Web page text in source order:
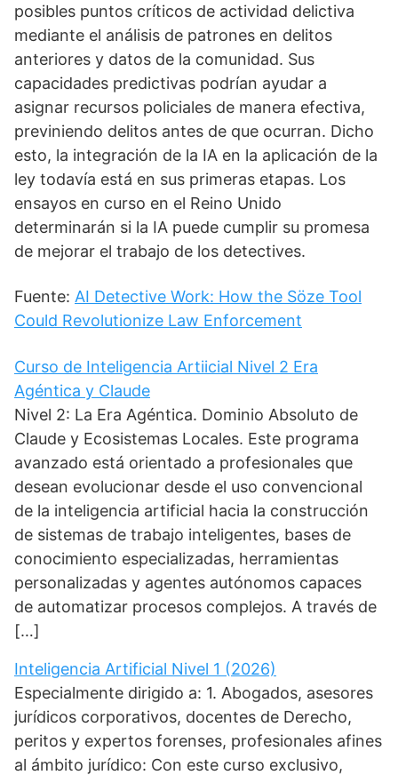
posibles puntos críticos de actividad delictiva
mediante el análisis de patrones en delitos
anteriores y datos de la comunidad. Sus
capacidades predictivas podrían ayudar a
asignar recursos policiales de manera efectiva,
previniendo delitos antes de que ocurran. Dicho
esto, la integración de la IA en la aplicación de la
ley todavía está en sus primeras etapas. Los
ensayos en curso en el Reino Unido
determinarán si la IA puede cumplir su promesa
de mejorar el trabajo de los detectives.
Fuente: AI Detective Work: How the Söze Tool
Could Revolutionize Law Enforcement
Curso de Inteligencia Artiicial Nivel 2 Era
Agéntica y Claude
Nivel 2: La Era Agéntica. Dominio Absoluto de
Claude y Ecosistemas Locales. Este programa
avanzado está orientado a profesionales que
desean evolucionar desde el uso convencional
de la inteligencia artificial hacia la construcción
de sistemas de trabajo inteligentes, bases de
conocimiento especializadas, herramientas
personalizadas y agentes autónomos capaces
de automatizar procesos complejos. A través de
[…]
Inteligencia Artificial Nivel 1 (2026)
Especialmente dirigido a: 1. Abogados, asesores
jurídicos corporativos, docentes de Derecho,
peritos y expertos forenses, profesionales afines
al ámbito jurídico: Con este curso exclusivo,